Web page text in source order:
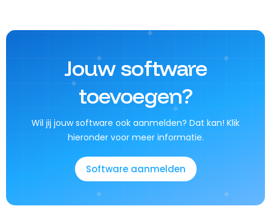
Jouw software
toevoegen?
Wil jij jouw software ook aanmelden? Dat kan! Klik
hieronder voor meer informatie.
Software aanmelden
Software aanmelden